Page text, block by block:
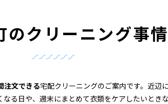
のクリーニング事情
注文できる宅配クリーニングのご案内です。近辺
る日や、週末にまとめて衣類をケアしたいとき